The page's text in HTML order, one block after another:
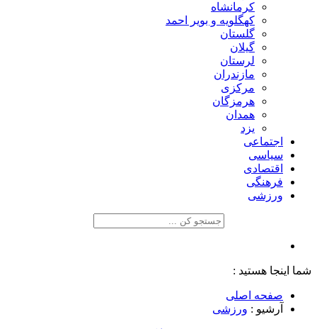
کرمانشاه
کهگلویه و بویر احمد
گلستان
گیلان
لرستان
مازندران
مرکزی
هرمزگان
همدان
یزد
اجتماعی
سیاسی
اقتصادی
فرهنگی
ورزشی
شما اینجا هستید :
صفحه اصلی
آرشیو : ورزشی